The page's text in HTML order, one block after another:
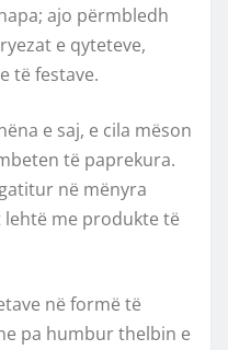
ajo përmbledh
e qyteteve,
të festave.
e saj, e cila mëson
të paprekura.
në mënyra
me produkte të
në formë të
pa humbur thelbin e